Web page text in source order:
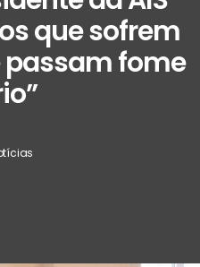
que sofrem
passam fome